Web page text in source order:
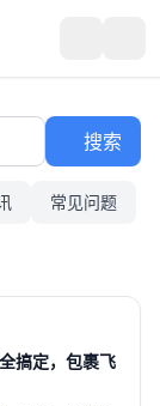
搜索
常见问题
搞定，包裹飞